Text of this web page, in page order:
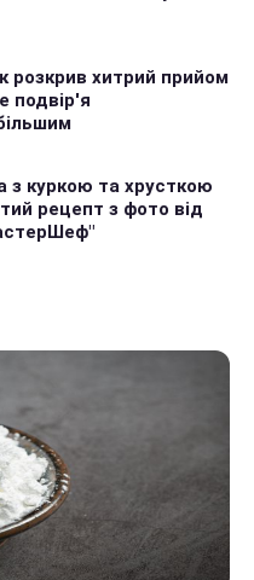
розкрив хитрий прийом
подвір'я
з куркою та хрусткою
рецепт з фото від